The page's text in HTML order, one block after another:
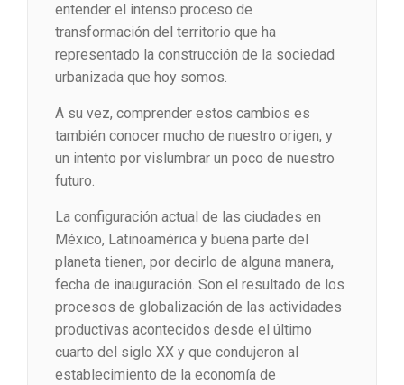
entender el intenso proceso de
transformación del territorio que ha
representado la construcción de la sociedad
urbanizada que hoy somos.
A su vez, comprender estos cambios es
también conocer mucho de nuestro origen, y
un intento por vislumbrar un poco de nuestro
futuro.
La configuración actual de las ciudades en
México, Latinoamérica y buena parte del
planeta tienen, por decirlo de alguna manera,
fecha de inauguración. Son el resultado de los
procesos de globalización de las actividades
productivas acontecidos desde el último
cuarto del siglo XX y que condujeron al
establecimiento de la economía de